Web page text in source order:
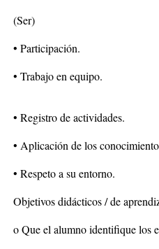
(Ser)
• Participación.
• Trabajo en equipo.
• Registro de actividades.
• Aplicación de los
• Respeto a su entorno.
Objetivos didácticos / de
o Que el alumno identifique los